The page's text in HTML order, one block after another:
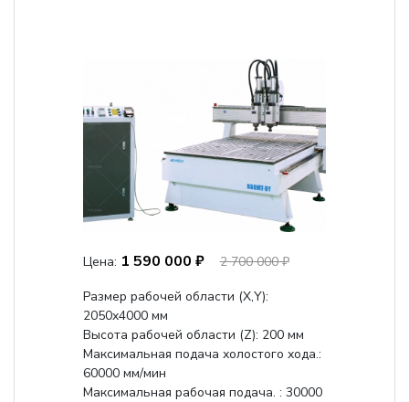
Цена: 1 590 000 ₽
2 700 000 ₽
Размер рабочей области (Х,Y):
2050x4000 мм
Высота рабочей области (Z): 200 мм
Максимальная подача холостого хода.:
60000 мм/мин
Максимальная рабочая подача. : 30000